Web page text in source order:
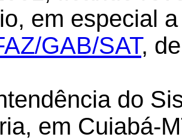
em especial
GAB/SAT,
do
em Cuiabá-